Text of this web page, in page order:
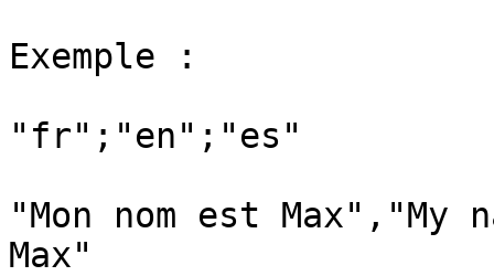
Exemple :
"fr";"en";"es"
"Mon nom est Max","My
Max"